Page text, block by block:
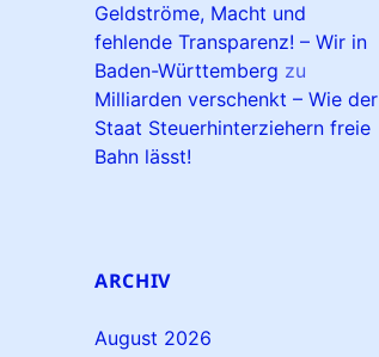
Geldströme, Macht und
fehlende Transparenz! – Wir in
Baden-Württemberg zu
Milliarden verschenkt – Wie der
Staat Steuerhinterziehern freie
Bahn lässt!
ARCHIV
August 2026